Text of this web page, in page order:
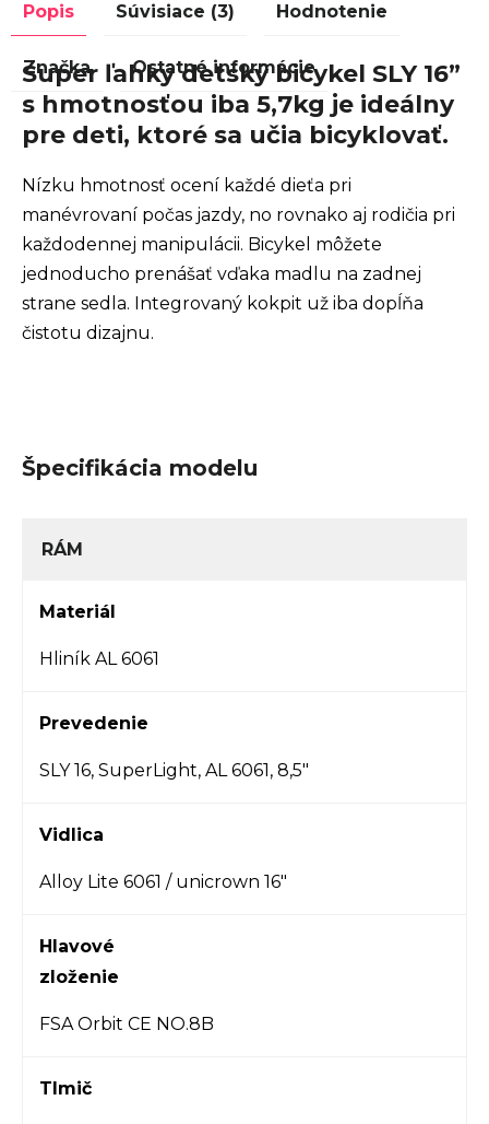
Popis Súvisiace (3) Hodnotenie
Značka Ostatné informácie
Super ľahký detský bicykel SLY 16”
s hmotnosťou iba 5,7kg je ideálny
pre deti, ktoré sa učia bicyklovať.
Nízku hmotnosť ocení každé dieťa pri
manévrovaní počas jazdy, no rovnako aj rodičia pri
každodennej manipulácii. Bicykel môžete
jednoducho prenášať vďaka madlu na zadnej
strane sedla. Integrovaný kokpit už iba dopĺňa
čistotu dizajnu.
Špecifikácia modelu
RÁM
Materiál
Hliník AL 6061
Prevedenie
SLY 16, SuperLight, AL 6061, 8,5"
Vidlica
Alloy Lite 6061 / unicrown 16"
Hlavové
zloženie
FSA Orbit CE NO.8B
Tlmič